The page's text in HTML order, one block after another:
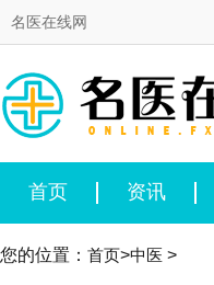
名医在线网
首页 资讯
您的位置： 首页>中医 >